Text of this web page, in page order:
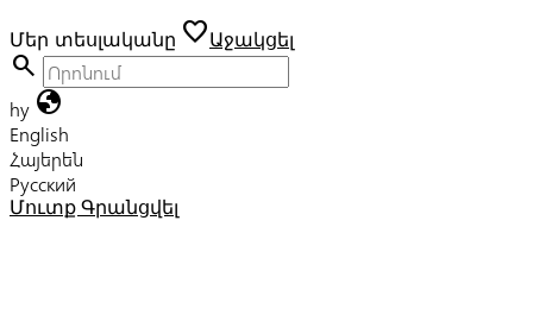
Մեր տեսլականը favoriteԱջակցել
search
hy globe
English
Հայերեն
Русский
Մուտք Գրանցվել